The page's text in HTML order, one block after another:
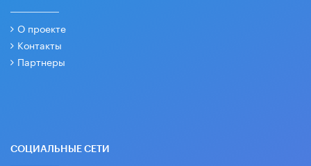
О проекте
Контакты
Партнеры
СОЦИАЛЬНЫЕ СЕТИ